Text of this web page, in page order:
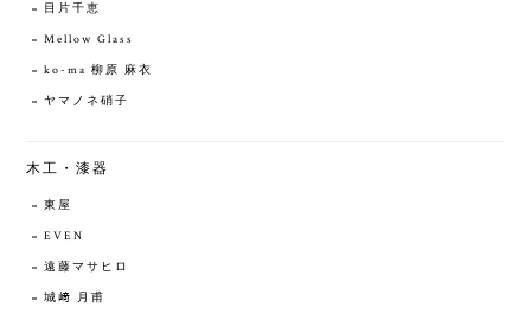
目片千恵
Mellow Glass
ko-ma 柳原 麻衣
ヤマノネ硝子
木工・漆器
東屋
EVEN
遠藤マサヒロ
城﨑 月甫